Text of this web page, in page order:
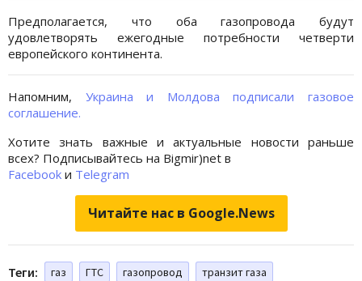
Предполагается, что оба газопровода будут
удовлетворять ежегодные потребности четверти
европейского континента.
Напомним, Украина и Молдова подписали газовое
соглашение.
Хотите знать важные и актуальные новости раньше
всех? Подписывайтесь на Bigmir)net в
Facebook и Telegram
Читайте нас в Google.News
Теги: газ ГТС газопровод
транзит газа